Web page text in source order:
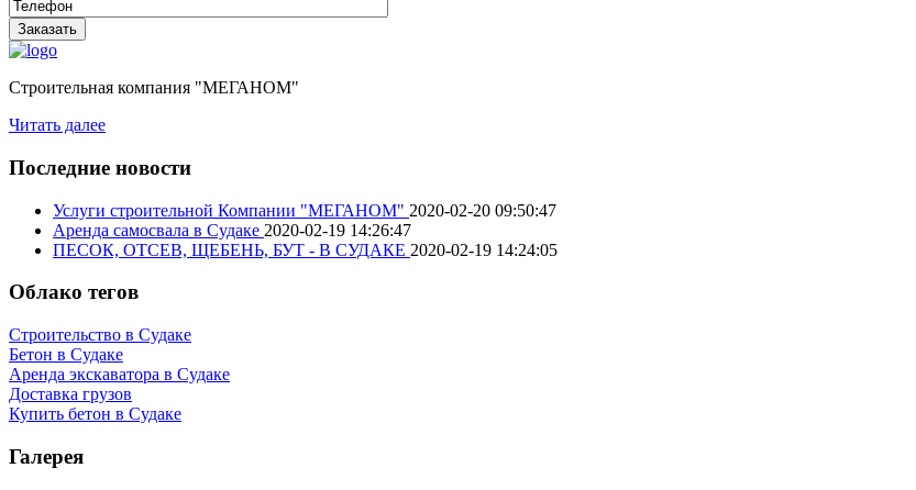
Строительная компания "МЕГАНОМ"
Читать далее
Последние новости
Услуги строительной Компании "МЕГАНОМ" 2020-02-20 09:50:47
Аренда самосвала в Судаке 2020-02-19 14:26:47
ПЕСОК, ОТСЕВ, ЩЕБЕНЬ, БУТ - В СУДАКЕ 2020-02-19 14:24:05
Облако тегов
Строительство в Судаке
Бетон в Судаке
Аренда экскаватора в Судаке
Доставка грузов
Купить бетон в Судаке
Галерея